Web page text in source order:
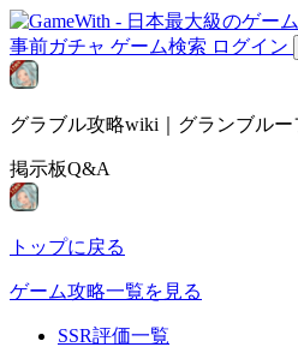
事前ガチャ ゲーム検索 ログイン
グラブル攻略wiki｜グランブル
掲示板Q&A
トップに戻る
ゲーム攻略一覧を見る
SSR評価一覧